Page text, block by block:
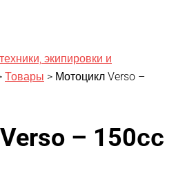
экипировки и
Товары > Мотоцикл Verso –
– 150сс